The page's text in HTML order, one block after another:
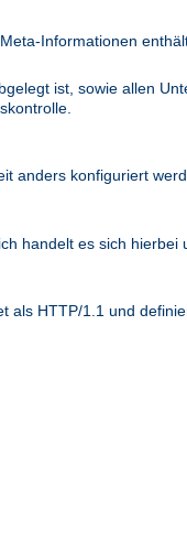
Informationen
ist, sowie allen
anders konfiguriert
handelt es sich hierbei
als HTTP/1.1 und